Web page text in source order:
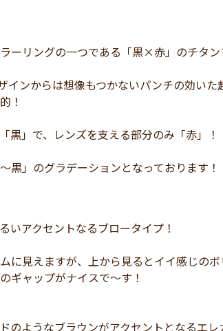
ーリングの一つである「黒×赤」のチタン
インからは想像もつかないパンチの効い
！
黒」で、レンズを支える部分のみ「赤」！
黒」のグラデーションとなっております！
いアクセントなるブロータイプ！
に見えますが、上から見るとイイ感じのボ
ギャップがナイスで～す！
のようなブラウンがアクセントとなるエレ